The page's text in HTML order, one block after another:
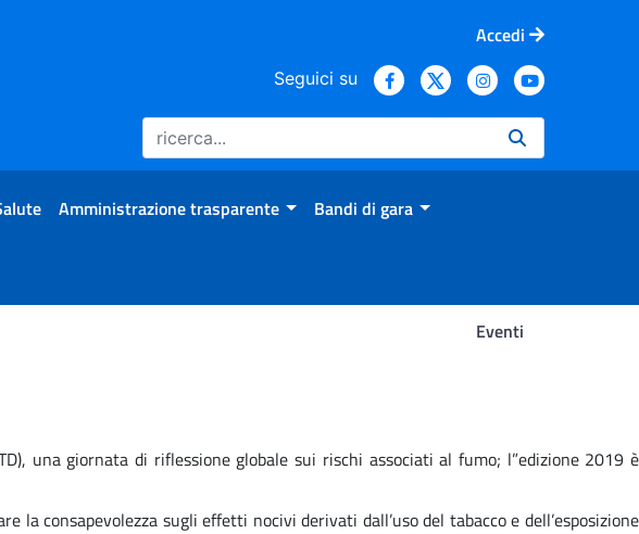
Accedi
Seguici su
Amministrazione trasparente Bandi di gara
Eventi
una giornata di riflessione globale sui rischi associati al fumo; l”edizione 2019 è
la consapevolezza sugli effetti nocivi derivati dall’uso del tabacco e dell’esposizione